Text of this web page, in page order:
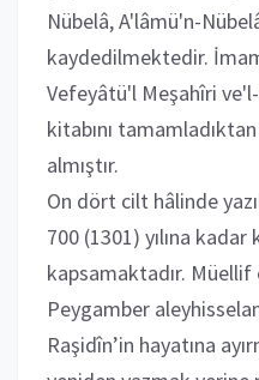
Nübelâ, A'lâmü'n-
kaydedilmektedir.
Vefeyâtü'l Meşahîri
kitabını
almıştır.
On dört cilt hâlinde
700 (1301) yılına kadar
kapsamaktadır.
Peygamber
Raşidîn’in hayatına